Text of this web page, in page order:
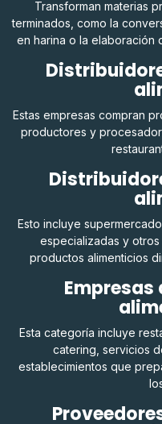
Transforman materias
terminados, como la
en harina o la elaboración
Estas empresas compran
productores y
Esto incluye
especializadas y
productos alimenticios
Empresas
Esta categoría incluye
catering, servicios
establecimientos que